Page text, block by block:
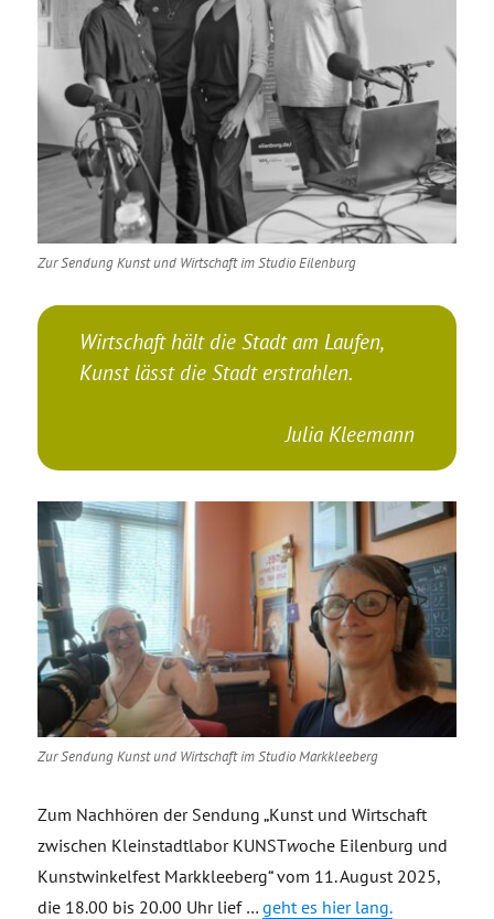
Zur Sendung Kunst und Wirtschaft im Studio Eilenburg
Wirtschaft hält die Stadt am Laufen,
Kunst lässt die Stadt erstrahlen.
Julia Kleemann
Zur Sendung Kunst und Wirtschaft im Studio Markkleeberg
Zum Nachhören der Sendung „Kunst und Wirtschaft
zwischen Kleinstadtlabor KUNSTwoche Eilenburg und
Kunstwinkelfest Markkleeberg“ vom 11. August 2025,
die 18.00 bis 20.00 Uhr lief …geht es hier lang.